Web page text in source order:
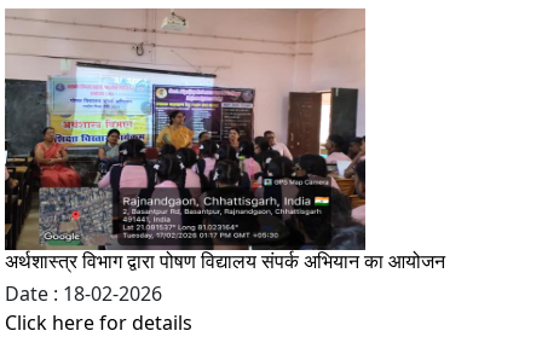
अर्थशास्त्र विभाग द्वारा पोषण विद्यालय संपर्क अभियान का आयोजन
Date : 18-02-2026
Click here for details